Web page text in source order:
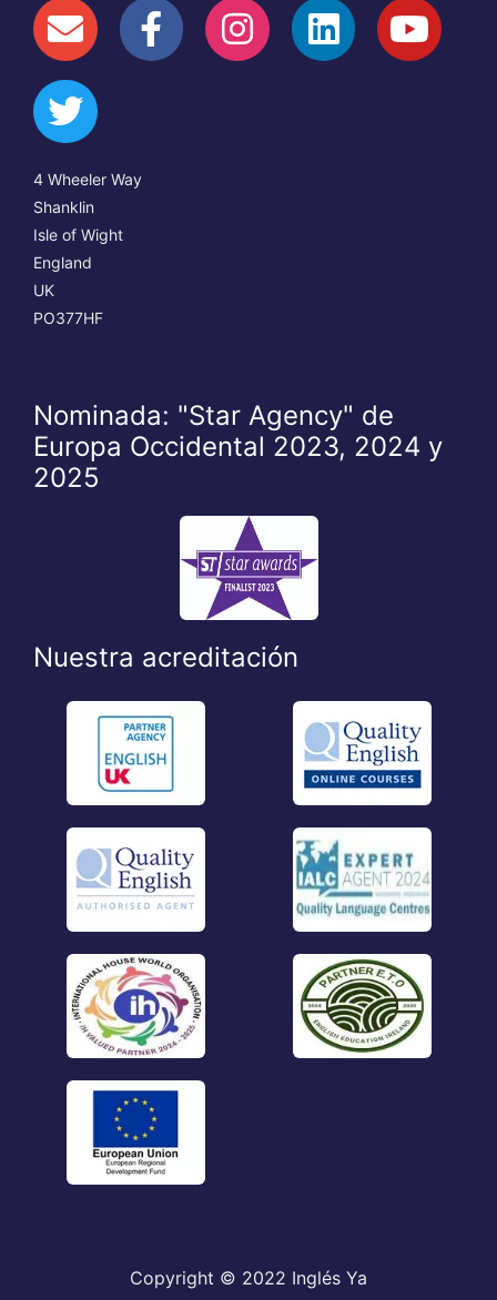
4 Wheeler Way
Shanklin
Isle of Wight
England
UK
PO377HF
Nominada: "Star Agency" de
Europa Occidental 2023, 2024 y
2025
Nuestra acreditación
Copyright © 2022 Inglés Ya